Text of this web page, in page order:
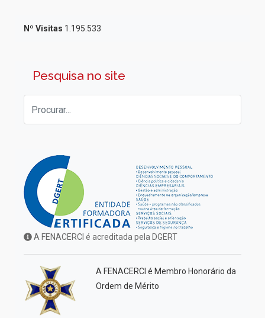
Nº Visitas 1.195.533
Pesquisa no site
A FENACERCI é acreditada pela DGERT
A FENACERCI é Membro Honorário da
Ordem de Mérito